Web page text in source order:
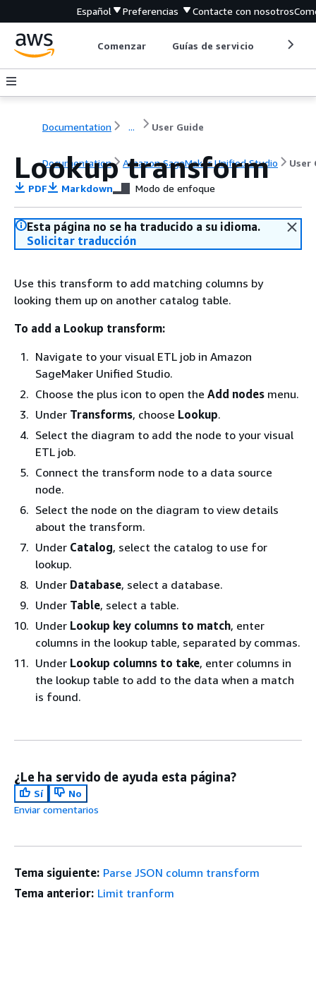
Español Preferencias Contacte con nosotros
Comenzar Guías de servicio
Documentation ... User Guide
Documentation Amazon SageMaker Unified Studio User
Lookup transform
PDF Markdown Modo de enfoque
Esta página no se ha traducido a su idioma.
Solicitar traducción
Use this transform to add matching columns by
looking them up on another catalog table.
To add a Lookup transform:
Navigate to your visual ETL job in Amazon
SageMaker Unified Studio.
Choose the plus icon to open the Add nodes menu.
Under Transforms, choose Lookup.
Select the diagram to add the node to your visual
ETL job.
Connect the transform node to a data source
node.
Select the node on the diagram to view details
about the transform.
Under Catalog, select the catalog to use for
lookup.
Under Database, select a database.
Under Table, select a table.
Under Lookup key columns to match, enter
columns in the lookup table, separated by commas.
Under Lookup columns to take, enter columns in
the lookup table to add to the data when a match
is found.
¿Le ha servido de ayuda esta página?
Sí
No
Enviar comentarios
Tema siguiente: Parse JSON column transform
Tema anterior: Limit tranform